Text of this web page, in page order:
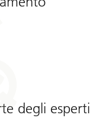
degli esperti